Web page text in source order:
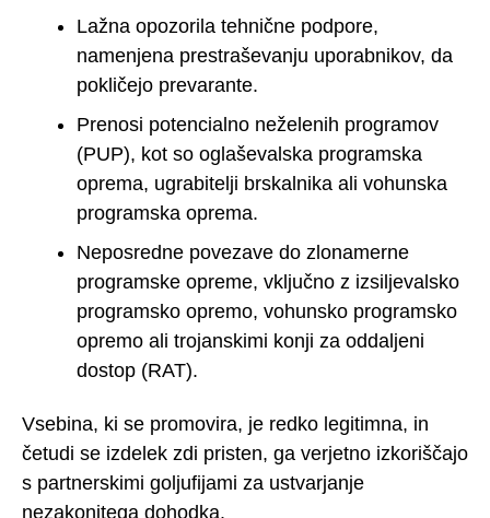
Lažna opozorila tehnične podpore,
namenjena prestraševanju uporabnikov, da
pokličejo prevarante.
Prenosi potencialno neželenih programov
(PUP), kot so oglaševalska programska
oprema, ugrabitelji brskalnika ali vohunska
programska oprema.
Neposredne povezave do zlonamerne
programske opreme, vključno z izsiljevalsko
programsko opremo, vohunsko programsko
opremo ali trojanskimi konji za oddaljeni
dostop (RAT).
Vsebina, ki se promovira, je redko legitimna, in
četudi se izdelek zdi pristen, ga verjetno izkoriščajo
s partnerskimi goljufijami za ustvarjanje
nezakonitega dohodka.